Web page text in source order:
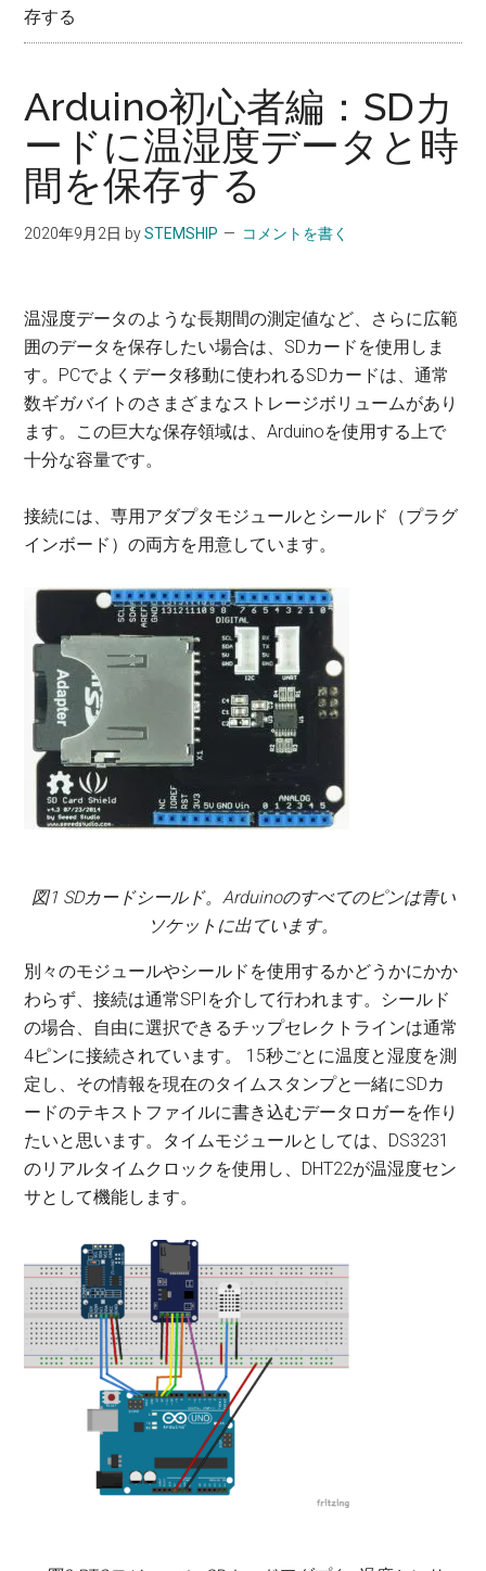
存する
Arduino初心者編：SDカ
ードに温湿度データと時
間を保存する
2020年9月2日 bySTEMSHIP コメントを書く
温湿度データのような長期間の測定値など、さらに広範
囲のデータを保存したい場合は、SDカードを使用しま
す。PCでよくデータ移動に使われるSDカードは、通常
数ギガバイトのさまざまなストレージボリュームがあり
ます。この巨大な保存領域は、Arduinoを使用する上で
十分な容量です。
接続には、専用アダプタモジュールとシールド（プラグ
インボード）の両方を用意しています。
図1 SDカードシールド。Arduinoのすべてのピンは青い
ソケットに出ています。
別々のモジュールやシールドを使用するかどうかにかか
わらず、接続は通常SPIを介して行われます。シールド
の場合、自由に選択できるチップセレクトラインは通常
4ピンに接続されています。 15秒ごとに温度と湿度を測
定し、その情報を現在のタイムスタンプと一緒にSDカ
ードのテキストファイルに書き込むデータロガーを作り
たいと思います。タイムモジュールとしては、DS3231
のリアルタイムクロックを使用し、DHT22が温湿度セン
サとして機能します。